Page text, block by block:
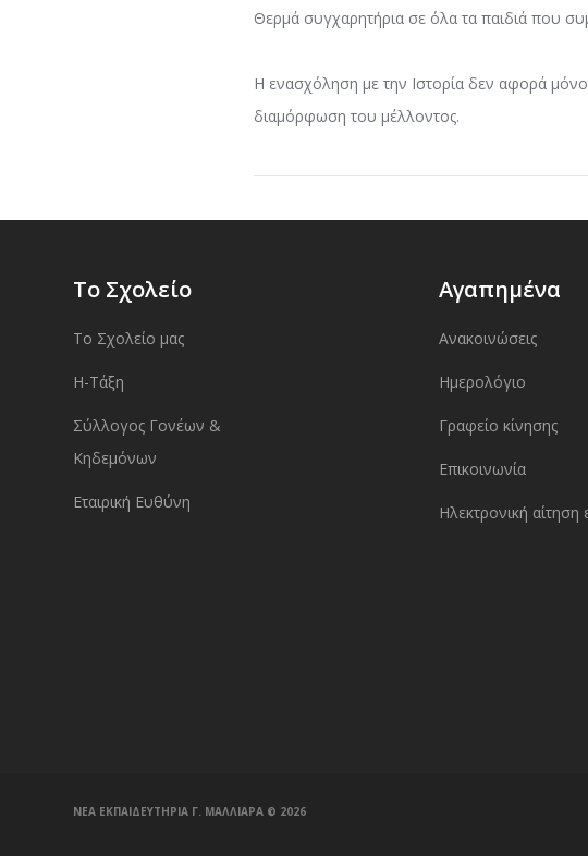
Θερμά συγχαρητήρια σε όλα τα παιδιά που
Η ενασχόληση με την Ιστορία δεν αφορά
διαμόρφωση του μέλλοντος.
Το Σχολείο
Το Σχολείο μας
Η-Τάξη
Σύλλογος Γονέων &
Κηδεμόνων
Εταιρική Ευθύνη
Αγαπημένα
Ανακοινώσεις
Ημερολόγιο
Γραφείο κίνησης
Επικοινωνία
Ηλεκτρονική
ΝΕΑ ΕΚΠΑΙΔΕΥΤΗΡΙΑ Γ. ΜΑΛΛΙΑΡΑ ©️ 2026